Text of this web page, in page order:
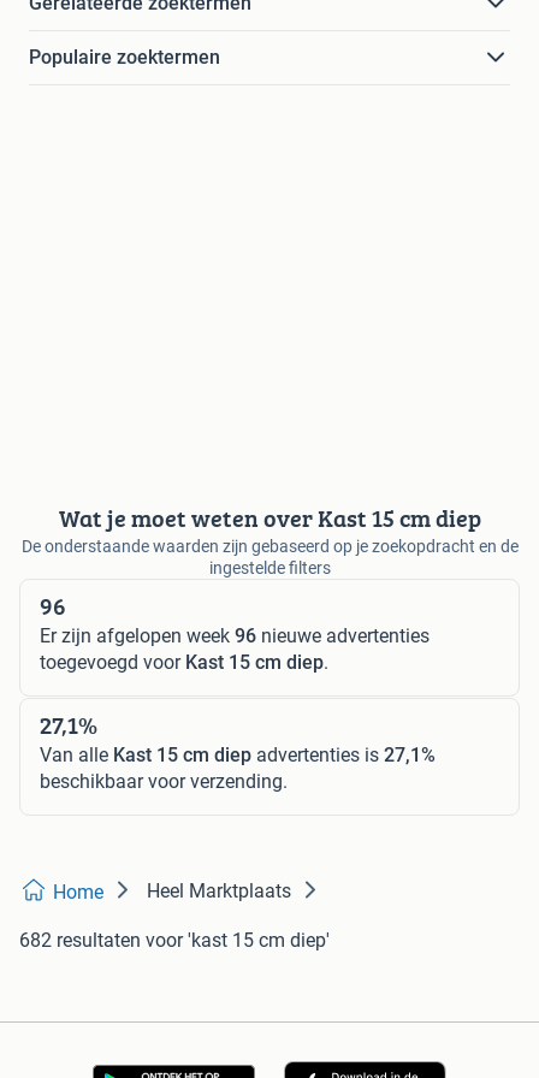
Populaire zoektermen
Wat je moet weten over Kast 15 cm diep
De onderstaande waarden zijn gebaseerd op je zoekopdracht en de
ingestelde filters
96
Er zijn afgelopen week 96 nieuwe advertenties
toegevoegd voor Kast 15 cm diep.
27,1%
Van alle Kast 15 cm diep advertenties is 27,1%
beschikbaar voor verzending.
Home Heel Marktplaats
682 resultaten voor 'kast 15 cm diep'